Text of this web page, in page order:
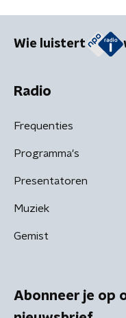
Wie luistert
Radio
Frequenties
Programma's
Presentatoren
Muziek
Gemist
Abonneer je op